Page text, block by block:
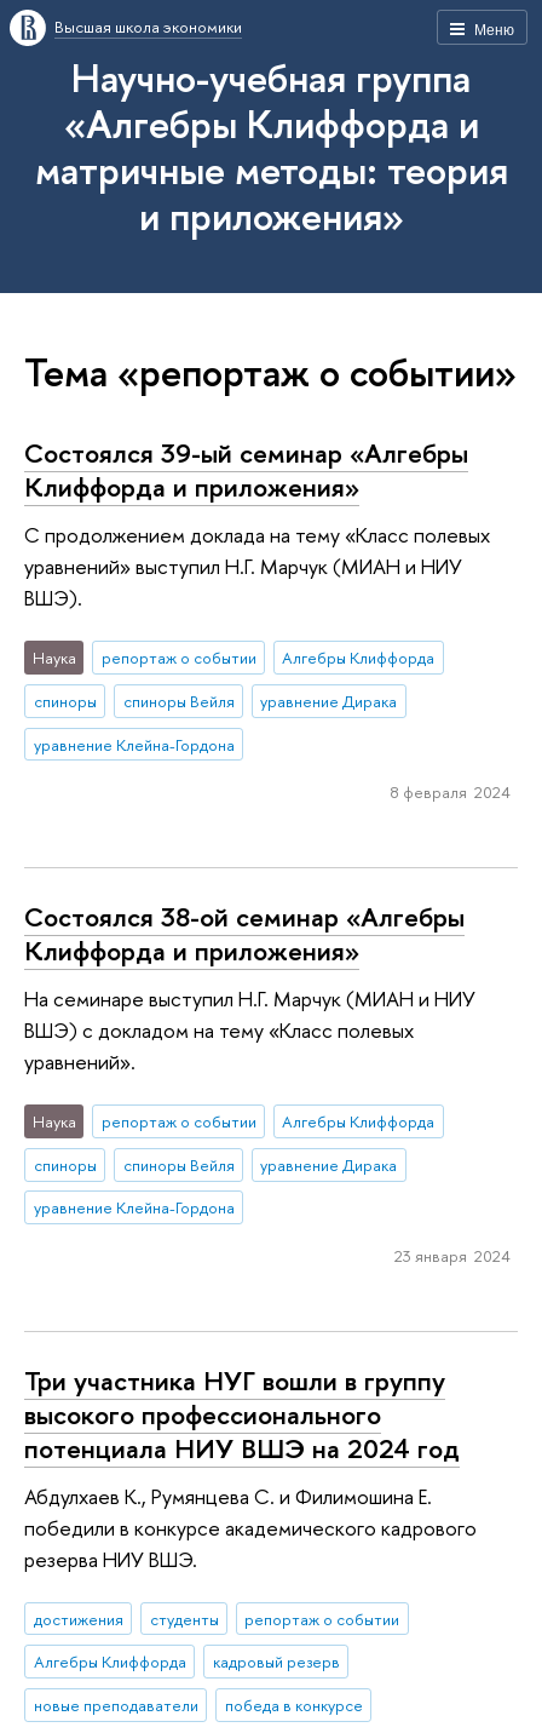
Меню
Высшая школа экономики
Научно-учебная группа
«Алгебры Клиффорда и
матричные методы: теория
и приложения»
Тема «репортаж о событии»
Состоялся 39-ый семинар «Алгебры
Клиффорда и приложения»
С продолжением доклада на тему «Класс полевых
уравнений» выступил Н.Г. Марчук (МИАН и НИУ
ВШЭ).
Наука репортаж о событии
Алгебры Клиффорда
спиноры
спиноры Вейля
уравнение Дирака
уравнение Клейна-Гордона
8 февраля 2024
Состоялся 38-ой семинар «Алгебры
Клиффорда и приложения»
На семинаре выступил Н.Г. Марчук (МИАН и НИУ
ВШЭ) с докладом на тему «Класс полевых
уравнений».
Наука репортаж о событии
Алгебры Клиффорда
спиноры
спиноры Вейля
уравнение Дирака
уравнение Клейна-Гордона
23 января 2024
Три участника НУГ вошли в группу
высокого профессионального
потенциала НИУ ВШЭ на 2024 год
Абдулхаев К., Румянцева С. и Филимошина Е.
победили в конкурсе академического кадрового
резерва НИУ ВШЭ.
достижения студенты
репортаж о событии
Алгебры Клиффорда
кадровый резерв
новые преподаватели
победа в конкурсе